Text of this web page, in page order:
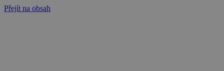
Přejít na obsah